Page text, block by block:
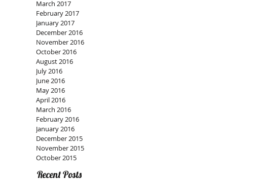
March 2017
February 2017
January 2017
December 2016
November 2016
October 2016
August 2016
July 2016
June 2016
May 2016
April 2016
March 2016
February 2016
January 2016
December 2015
November 2015
October 2015
Recent Posts